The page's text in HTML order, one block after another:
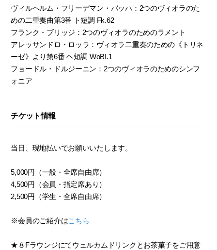
ヴィルヘルム・フリーデマン・バッハ：2つのヴィオラのた
めの二重奏曲第3番 ト短調 Fk.62
フランク・ブリッジ：2つのヴィオラのためのラメント
アレッサンドロ・ロッラ：ヴィオラ二重奏のための《トリネ
ーゼ》より第6番 ヘ短調 WoBI.1
フョードル・ドルジーニン：2つのヴィオラのためのシンフ
ォニア
チケット情報
当日、現地払いでお願いいたします。
5,000円（一般・全席自由席）
4,500円（会員・指定席あり）
2,500円（学生・全席自由席）
※会員のご紹介はこちら
★８Fラウンジにてウェルカムドリンクとお茶菓子をご用意